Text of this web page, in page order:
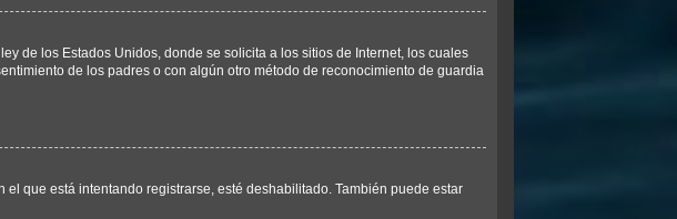
de los Estados Unidos, donde se solicita a los sitios de Internet, los cuales
de los padres o con algún otro método de reconocimiento de guardia
que está intentando registrarse, esté deshabilitado. También puede estar